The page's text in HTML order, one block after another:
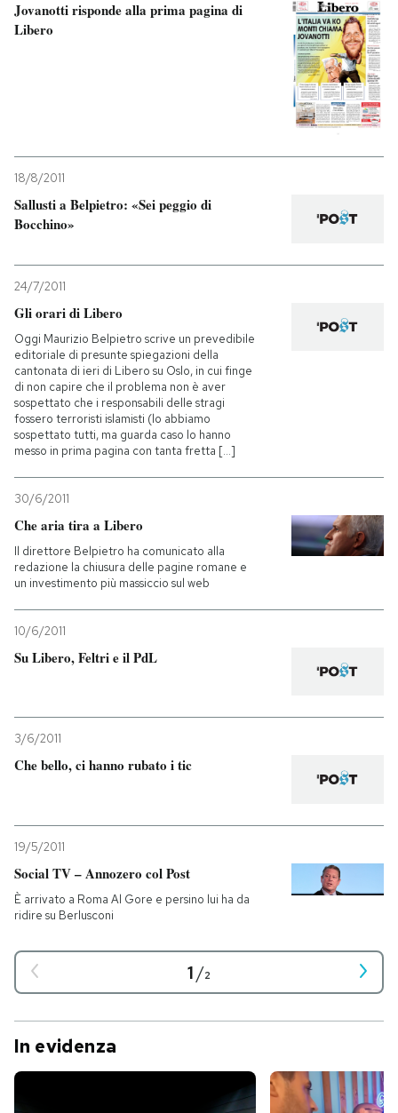
Jovanotti risponde alla prima pagina di
Libero
18/8/2011
Sallusti a Belpietro: «Sei peggio di
Bocchino»
24/7/2011
Gli orari di Libero
Oggi Maurizio Belpietro scrive un prevedibile
editoriale di presunte spiegazioni della
cantonata di ieri di Libero su Oslo, in cui finge
di non capire che il problema non è aver
sospettato che i responsabili delle stragi
fossero terroristi islamisti (lo abbiamo
sospettato tutti, ma guarda caso lo hanno
messo in prima pagina con tanta fretta [...]
30/6/2011
Che aria tira a Libero
Il direttore Belpietro ha comunicato alla
redazione la chiusura delle pagine romane e
un investimento più massiccio sul web
10/6/2011
Su Libero, Feltri e il PdL
3/6/2011
Che bello, ci hanno rubato i tic
19/5/2011
Social TV – Annozero col Post
È arrivato a Roma Al Gore e persino lui ha da
ridire su Berlusconi
1/2
In evidenza